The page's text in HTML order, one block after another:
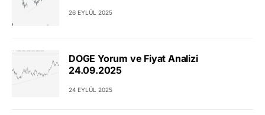
26 EYLÜL 2025
DOGE Yorum ve Fiyat Analizi
24.09.2025
24 EYLÜL 2025